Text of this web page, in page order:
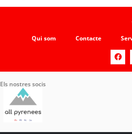
Qui som Contacte
Els nostres socis